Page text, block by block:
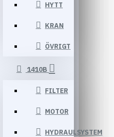
HYTT
KRAN
ÖVRIGT
1410B
FILTER
MOTOR
HYDRAULSYSTEM